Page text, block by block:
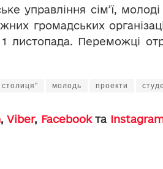
управління сім’ї,
громадських
1 листопада. Переможці
столиця" молодь проекти
,Viber, Facebookта